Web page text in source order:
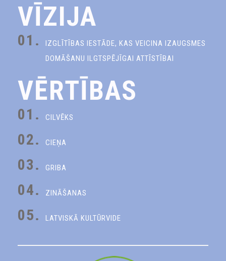
VĪZIJA
01.
IZGLĪTĪBAS IESTĀDE, KAS VEICINA IZAUGSMES
DOMĀŠANU ILGTSPĒJĪGAI ATTĪSTĪBAI
VĒRTĪBAS
01. CILVĒKS
02. CIEŅA
03. GRIBA
04. ZINĀŠANAS
05. LATVISKĀ KULTŪRVIDE